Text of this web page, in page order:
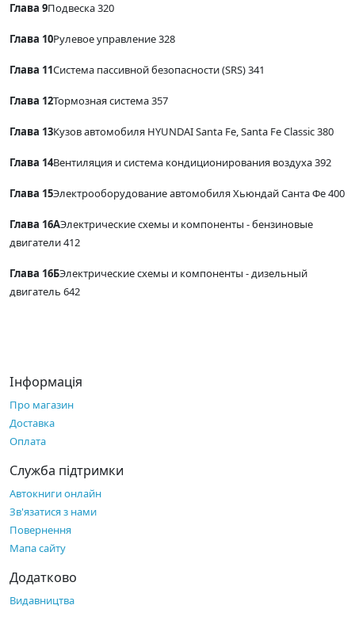
Глава 9Подвеска 320
Глава 10Рулевое управление 328
Глава 11Система пассивной безопасности (SRS) 341
Глава 12Тормозная система 357
Глава 13Кузов автомобиля HYUNDAI Santa Fe, Santa Fe Classic 380
Глава 14Вентиляция и система кондиционирования воздуха 392
Глава 15Электрооборудование автомобиля Хьюндай Санта Фе 400
Глава 16АЭлектрические схемы и компоненты - бензиновые
двигатели 412
Глава 16БЭлектрические схемы и компоненты - дизельный
двигатель 642
Інформація
Про магазин
Доставка
Оплата
Служба підтримки
Автокниги онлайн
Зв'язатися з нами
Повернення
Мапа сайту
Додатково
Видавництва